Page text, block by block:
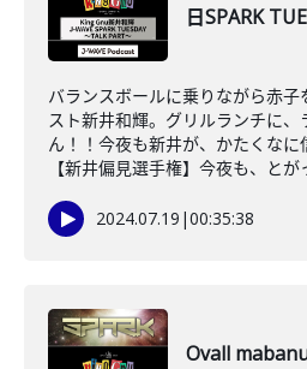
日SPARK
バランスボールに乗りながら赤
スト新井和輝。グリルランチに
ん！！今夜も新井が、かたくな
【新井偏見選手権】今夜も、とが
2024.07.19 |00:35:38
Ovall